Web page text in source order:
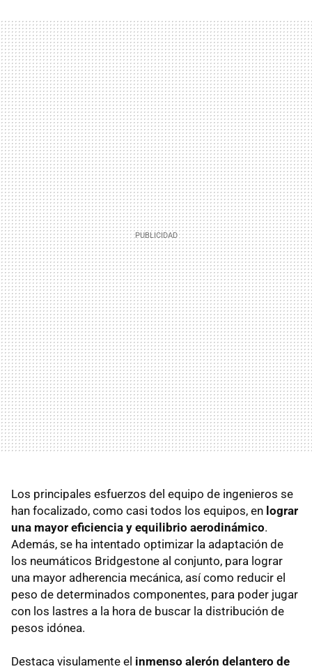
Los principales esfuerzos del equipo de ingenieros se
han focalizado, como casi todos los equipos, en lograr
una mayor eficiencia y equilibrio aerodinámico.
Además, se ha intentado optimizar la adaptación de
los neumáticos Bridgestone al conjunto, para lograr
una mayor adherencia mecánica, así como reducir el
peso de determinados componentes, para poder jugar
con los lastres a la hora de buscar la distribución de
pesos idónea.
Destaca visulamente el inmenso alerón delantero de